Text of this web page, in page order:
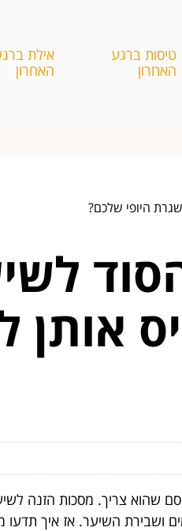
טיסות ברגע
האחרון
אילת
האחרון
היופי שלכם?
אותן
שהוא צריך. מסכות הזנה
ושבירת השיער. אז איך